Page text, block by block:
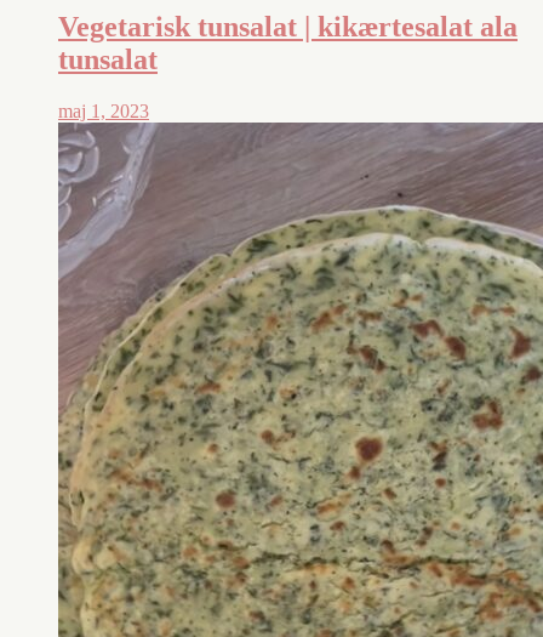
Vegetarisk tunsalat | kikærtesalat ala
tunsalat
maj 1, 2023